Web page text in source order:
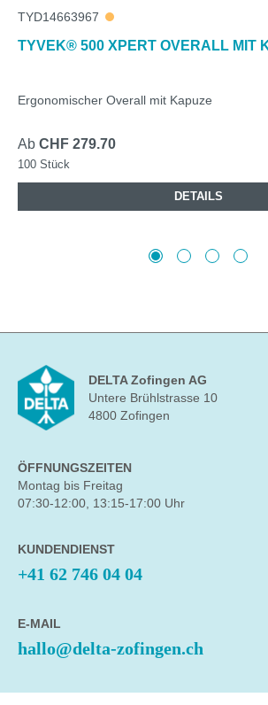
TYD14663967
TYVEK® 500 XPERT OVERALL MIT
Ergonomischer Overall mit Kapuze
Ab CHF 279.70
100 Stück
DETAILS
DELTA Zofingen AG
Untere Brühlstrasse 10
4800 Zofingen
ÖFFNUNGSZEITEN
Montag bis Freitag
07:30-12:00, 13:15-17:00 Uhr
KUNDENDIENST
+41 62 746 04 04
E-MAIL
hallo@delta-zofingen.ch